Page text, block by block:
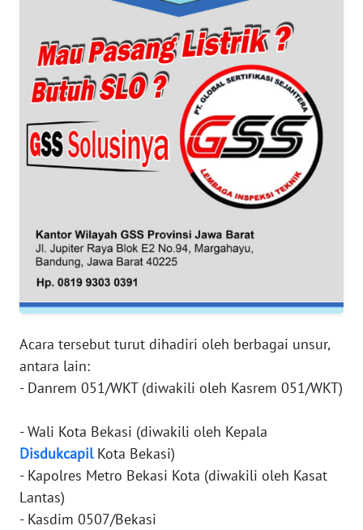
Acara tersebut turut dihadiri oleh berbagai unsur,
antara lain:
- Danrem 051/WKT (diwakili oleh Kasrem 051/WKT)
- Wali Kota Bekasi (diwakili oleh Kepala
DisdukcapilKota Bekasi)
- Kapolres Metro Bekasi Kota (diwakili oleh Kasat
Lantas)
- Kasdim 0507/Bekasi
WN
KEPRI
PAPUA
WN
WN
RIAU
WN
WN
JAMBI
WN
SULTRA
WN
NTB